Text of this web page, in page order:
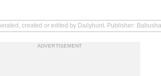
created or edited by Dailyhunt. Publisher:
ADVERTISEMENT